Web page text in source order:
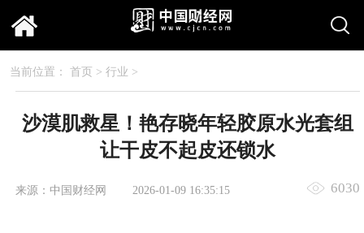
当前位置： 首页 > 行业 >
沙漠肌救星！艳存晓年轻胶原水光套组
让干皮不起皮还锁水
来源：中国财经网 2026-01-09 16:35:15 6030